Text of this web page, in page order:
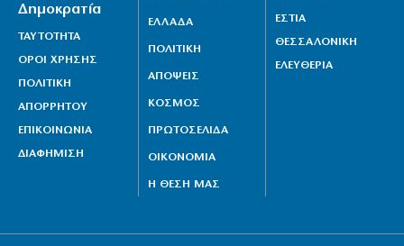
Δημοκρατία
ΤΑΥΤΟΤΗΤΑ
ΟΡΟΙ ΧΡΗΣΗΣ
ΠΟΛΙΤΙΚΗ
ΑΠΟΡΡΗΤΟΥ
ΕΠΙΚΟΙΝΩΝΙΑ
ΔΙΑΦΗΜΙΣΗ
ΕΛΛΑΔΑ
ΠΟΛΙΤΙΚΗ
ΑΠΟΨΕΙΣ
ΚΟΣΜΟΣ
ΠΡΩΤΟΣΕΛΙΔΑ
ΟΙΚΟΝΟΜΙΑ
Η ΘΕΣΗ ΜΑΣ
ΕΣΤΙΑ
ΘΕΣΣΑΛΟΝΙΚΗ
ΕΛΕΥΘΕΡΙΑ